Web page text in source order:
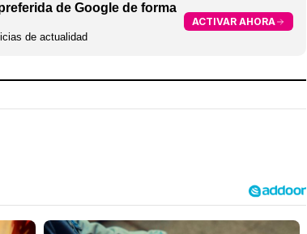
de Google de forma
de actualidad
ACTIVAR AHORA